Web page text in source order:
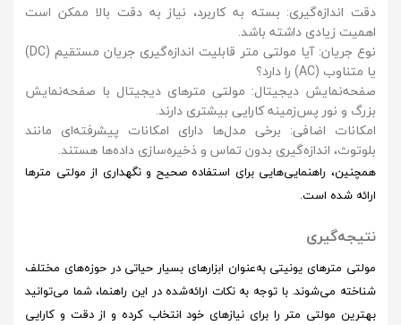
دقت اندازه‌گیری: بسته به کاربرد، نیاز به دقت بالا ممکن است
اهمیت زیادی داشته باشد.
نوع جریان
: آیا مولتی متر قابلیت اندازه‌گیری جریان مستقیم (DC)
یا متناوب (AC) را دارد؟
صفحه‌نمایش دیجیتال: مولتی مترهای دیجیتال با صفحه‌نمایش
بزرگ و نور پس‌زمینه کارایی بیشتری دارند.
امکانات اضافی: برخی مدل‌ها دارای امکانات پیشرفته‌ای مانند
بلوتوث، اندازه‌گیری بدون تماس و ذخیره‌سازی داده‌ها هستند.
همچنین، راهنمایی‌هایی برای استفاده صحیح و نگهداری از مولتی مترها
ارائه شده است.
نتیجه‌گیری
مولتی مترهای یونیتی به‌عنوان ابزارهای بسیار حیاتی در حوزه‌های مختلف
شناخته می‌شوند. با توجه به نکات ارائه‌شده در این راهنما، شما می‌توانید
بهترین مولتی متر را برای نیازهای خود انتخاب کرده و از دقت و کارایی